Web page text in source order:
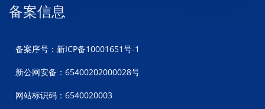
备案信息
备案序号：新ICP备10001651号-1
新公网安备：65400202000028号
网站标识码：6540020003